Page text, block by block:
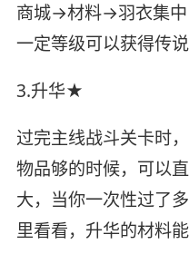
商城→材料→羽衣集中
一定等级可以获得传
3.升华★
过完主线战斗关卡时
物品够的时候，可以
大，当你一次性过了
里看看，升华的材料能